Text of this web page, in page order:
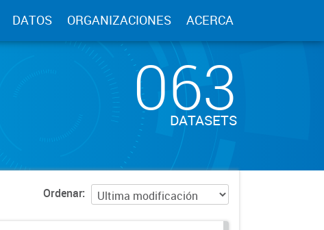
DATOS ORGANIZACIONES ACERCA
063
DATASETS
Ordenar